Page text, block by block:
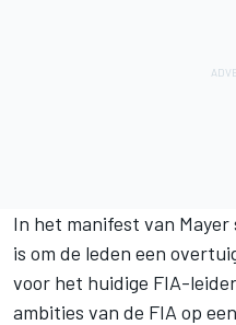
In het manifest van Mayer
is om de leden een
voor het huidige FIA-
ambities van de FIA op